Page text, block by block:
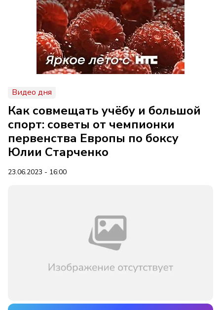
Видео дня
Как совмещать учёбу и большой
спорт: советы от чемпионки
первенства Европы по боксу
Юлии Старченко
23.06.2023 - 16:00